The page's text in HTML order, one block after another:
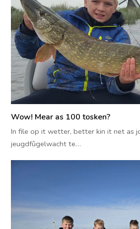
Wow! Mear as 100 tosken?
In file op it wetter, better kin it net as
jeugdfûgelwacht te…